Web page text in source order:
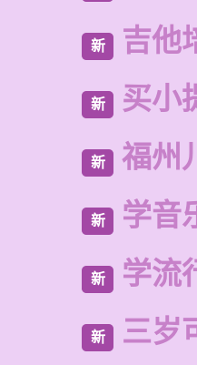
新 吉他
新 买小
新 福州
新 学音
新 学流
新 三岁